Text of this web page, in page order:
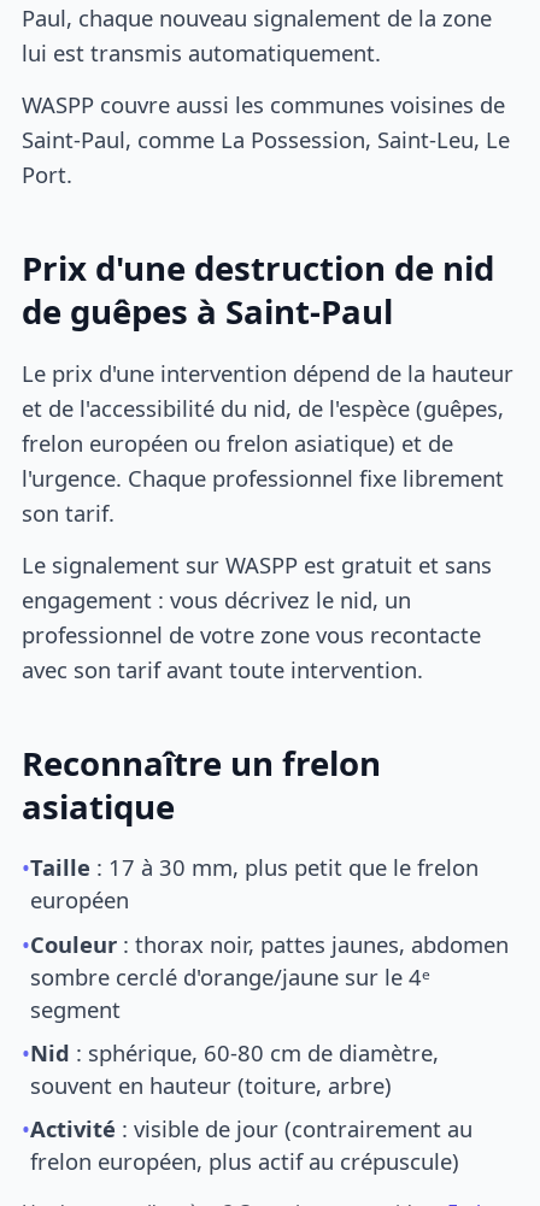
Paul, chaque nouveau signalement de la zone
lui est transmis automatiquement.
WASPP couvre aussi les communes voisines de
Saint-Paul, comme La Possession, Saint-Leu, Le
Port.
Prix d'une destruction de nid
de guêpes à Saint-Paul
Le prix d'une intervention dépend de la hauteur
et de l'accessibilité du nid, de l'espèce (guêpes,
frelon européen ou frelon asiatique) et de
l'urgence. Chaque professionnel fixe librement
son tarif.
Le signalement sur WASPP est gratuit et sans
engagement : vous décrivez le nid, un
professionnel de votre zone vous recontacte
avec son tarif avant toute intervention.
Reconnaître un frelon
asiatique
•Taille : 17 à 30 mm, plus petit que le frelon
européen
•Couleur : thorax noir, pattes jaunes, abdomen
sombre cerclé d'orange/jaune sur le 4ᵉ
segment
•Nid : sphérique, 60-80 cm de diamètre,
souvent en hauteur (toiture, arbre)
•Activité : visible de jour (contrairement au
frelon européen, plus actif au crépuscule)